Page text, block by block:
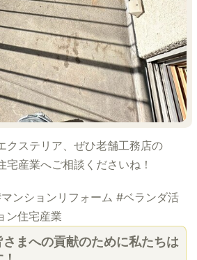
クステリア、ぜひ老舗工務店の
宅産業へご相談くださいね！
ンションリフォーム #ベランダ活
ン住宅産業
まへの貢献のために私たちは